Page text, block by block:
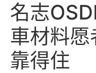
名志
車材料
靠得住